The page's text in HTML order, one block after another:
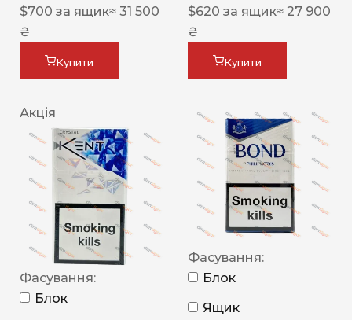
$700 за ящик≈ 31 500
₴
Купити
$620 за ящик≈ 27 900
₴
Купити
Акція
Фасування:
Блок
Фасування:
Блок
Ящик